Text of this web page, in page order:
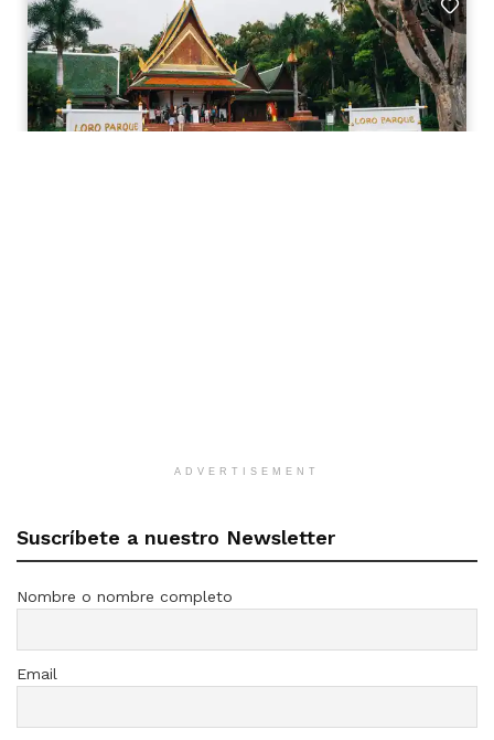
ADVERTISEMENT
Suscríbete a nuestro Newsletter
Nombre o nombre completo
Email